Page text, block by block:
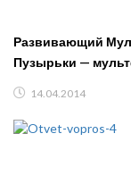
Развивающий
Пузырьки —
14.04.2014